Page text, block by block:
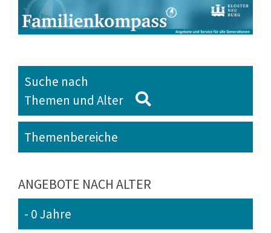
Suche nach
Themen und Alter
Themenbereiche
ANGEBOTE NACH ALTER
- 0 Jahre